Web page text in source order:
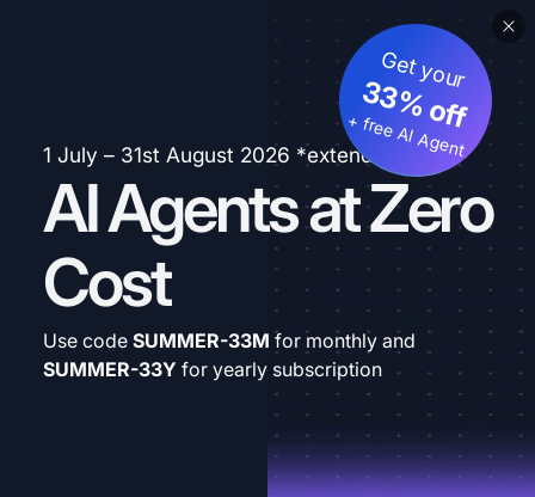
1 July – 31st August 2026 *extended
AI Agents at Zero
Cost
Get your
33% off
+ free AI Agent
Use code SUMMER-33M for monthly and
SUMMER-33Y for yearly subscription